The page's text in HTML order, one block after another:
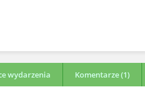
wydarzenia Komentarze (1)